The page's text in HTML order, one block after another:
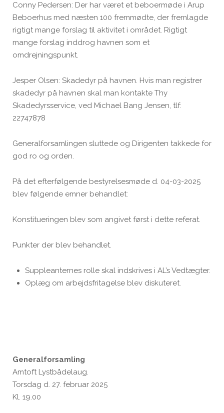
Conny Pedersen: Der har været et beboermøde i Arup
Beboerhus med næsten 100 fremmødte, der fremlagde
rigtigt mange forslag til aktivitet i området. Rigtigt
mange forslag inddrog havnen som et
omdrejningspunkt.
Jesper Olsen: Skadedyr på havnen. Hvis man registrer
skadedyr på havnen skal man kontakte Thy
Skadedyrsservice, ved Michael Bang Jensen, tlf:
22747878
Generalforsamlingen sluttede og Dirigenten takkede for
god ro og orden.
På det efterfølgende bestyrelsesmøde d. 04-03-2025
blev følgende emner behandlet:
Konstitueringen blev som angivet først i dette referat.
Punkter der blev behandlet.
Suppleanternes rolle skal indskrives i AL’s Vedtægter.
Oplæg om arbejdsfritagelse blev diskuteret.
Generalforsamling
Amtoft Lystbådelaug.
Torsdag d. 27. februar 2025
Kl. 19.00